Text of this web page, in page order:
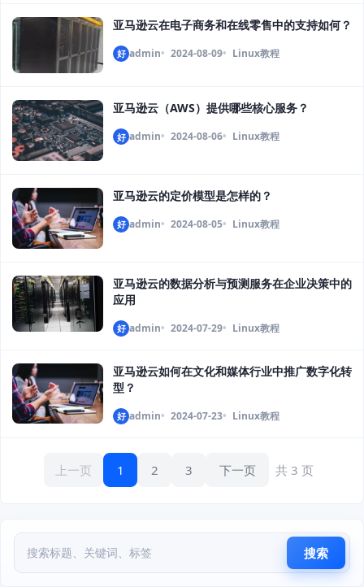
亚马逊云在电子商务和在线零售中的支持如何？
好 admin 2024-08-09 Linux教程
亚马逊云（AWS）提供哪些核心服务？
好 admin 2024-08-06 Linux教程
亚马逊云的定价模型是怎样的？
好 admin 2024-08-05 Linux教程
亚马逊云的数据分析与预测服务在企业决策中的
应用
好 admin 2024-07-29 Linux教程
亚马逊云如何在文化和媒体行业中推广数字化转
型？
好 admin 2024-07-23 Linux教程
上一页 1 2 3 下一页 共 3 页
搜索